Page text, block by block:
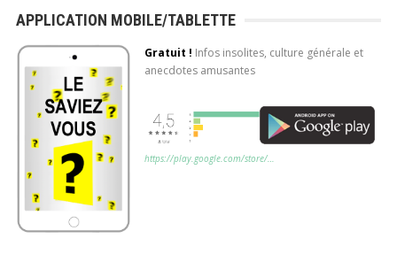
APPLICATION MOBILE/TABLETTE
Gratuit ! Infos insolites, culture générale et
anecdotes amusantes
https://play.google.com/store/…